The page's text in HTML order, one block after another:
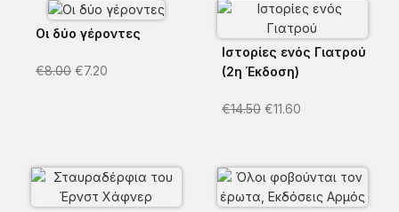
Οι δύο γέροντες
€8.00 €7.20
Ιστορίες ενός Γιατρού
(2η Έκδοση)
€14.50 €11.60